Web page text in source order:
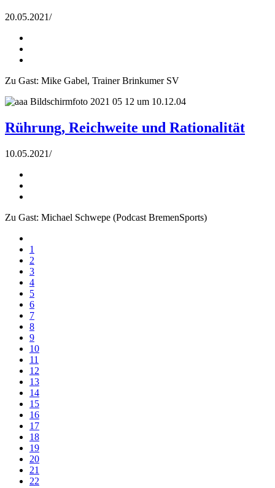
20.05.2021/
Zu Gast: Mike Gabel, Trainer Brinkumer SV
Rührung, Reichweite und Rationalität
10.05.2021/
Zu Gast: Michael Schwepe (Podcast BremenSports)
1
2
3
4
5
6
7
8
9
10
11
12
13
14
15
16
17
18
19
20
21
22